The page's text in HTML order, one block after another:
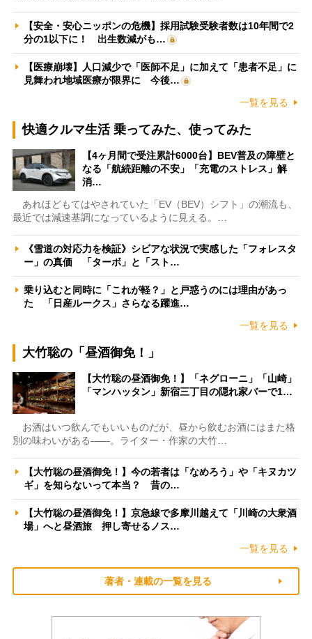
【安全・安心ニッポンの危機】採用試験受験者数は10年間で2
分の1以下に！ 出生数減がも…
【医療崩壊】人口減少で「医師不足」に加えて「患者不足」に
見舞われ地域医療が限界に 今後…
一覧を見る
快適クルマ生活 乗ってみた、使ってみた
【4ヶ月間で受注累計6000台】BEV普及の障壁と
なる「航続距離の不安」「充電のストレス」解
消…
あれほどもてはやされていた「EV（BEV）シフト」の潮流も、
最近では減速基調になっているように見える。…
《雪道の対応力を検証》シビアな状況で実感した「フォレスタ
ー」の真価 「ターボ」と「スト…
乗り込むと同時に「これが軽？」と戸惑うのには理由があっ
た 「日産ルークス」さらなる躍進…
一覧を見る
大竹聡の「昼酒御免！」
【大竹聡の昼酒御免！】「ネグローニ」「山崎」
「マンハッタン」新宿三丁目の隠れ家バーで1…
お酒はいつ飲んでもいいものだが、昼から飲むお酒にはまた格
別の味わいがある――。ライター・作家の大竹…
【大竹聡の昼酒御免！】今の若者は「なめろう」や「キヌカツ
ギ」を知らないって本当？ 昔の…
【大竹聡の昼酒御免！】京急線で多摩川越えて「川崎の大衆酒
場」へと昼酒旅 押し寄せるノス…
一覧を見る
著者・連載の一覧を見る